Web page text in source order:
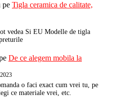
pe Tigla ceramica de calitate,
vedea Si EU Modelle de tigla
De ce alegem mobila la
o faci exact cum vrei tu, pe
ce materiale vrei, etc.